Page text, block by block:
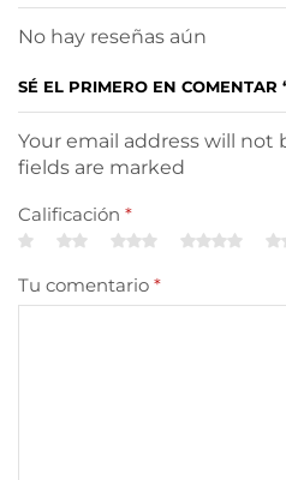
No hay reseñas aún
SÉ EL PRIMERO EN COMENTAR
Your email address will not
fields are marked
Calificación *
Tu comentario *